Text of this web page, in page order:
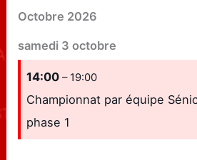
Octobre 2026
samedi 3 octobre
14:00– 19:00
Championnat par équipe
phase 1